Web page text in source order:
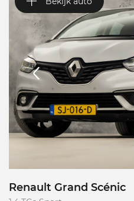
Renault Grand Scénic